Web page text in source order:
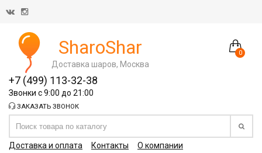
0
SharoShar
Доставка шаров, Москва
+7 (499) 113-32-38
Звонки с 9:00 до 21:00
ЗАКАЗАТЬ ЗВОНОК
Доставка и оплата Контакты О компании